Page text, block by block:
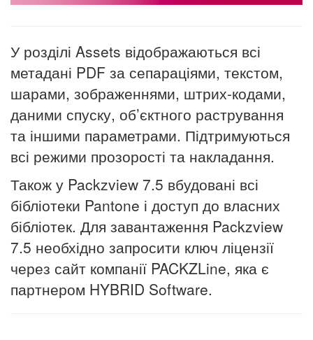
У розділі Assets відображаються всі
метадані PDF за сепараціями, текстом,
шарами, зображеннями, штрих-кодами,
даними спуску, об’єктного растрування
та іншими параметрами. Підтримуються
всі режими прозорості та накладання.
Також у Packzview 7.5 вбудовані всі
бібліотеки Pantone і доступ до власних
бібліотек. Для завантаження Packzview
7.5 необхідно запросити ключ ліцензії
через сайт компанії PACKZLine, яка є
партнером HYBRID Software.